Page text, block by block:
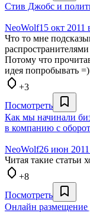
Стив Джобс и
NeoWolf15 окт 2011
Что то мне
Потому что
идея попробывать =)
+3
Посмотреть
Как мы начинали
в компанию с
NeoWolf26 июн 2011
Читая такие статьи
+8
Посмотреть
Онлайн размещение